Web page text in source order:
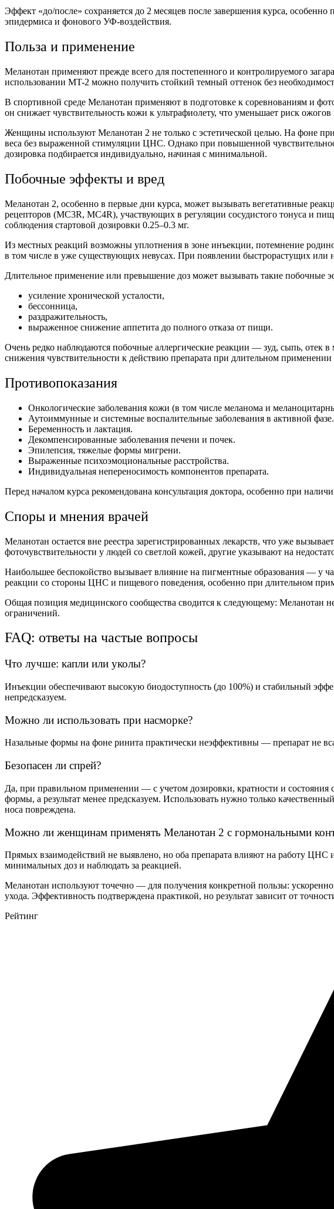
Эффект «до/после» сохраняется до 2 месяцев после завершения курса,
эпидермиса и фонового УФ-воздействия.
Польза и применение
Меланотан применяют прежде всего для постепенного и контролируемого
использовании MT-2 можно получить стойкий темный оттенок без
В спортивной среде Меланотан применяют в подготовке к соревнованиям и
он снижает чувствительность кожи к ультрафиолету, что уменьшает риск
Женщины используют Меланотан 2 не только с эстетической целью. На фоне
веса без выраженной стимуляции ЦНС. Однако при повышенной
дозировка подбирается индивидуально, начиная с минимальной.
Побочные эффекты и вред
Меланотан 2, особенно в первые дни курса, может вызывать вегетативные
рецепторов (MC3R, MC4R), участвующих в регуляции сосудистого тонуса и
соблюдения стартовой дозировки 0.25–0.3 мг.
Из местных реакций возможны уплотнения в зоне инъекции, потемнение
в том числе в уже существующих невусах. При появлении быстрорастущих или
Длительное применение или превышение доз может вызывать такие побочные
усиление хронической усталости,
бессонница,
раздражительность,
выраженное снижение аппетита до полного отказа от пищи.
Очень редко наблюдаются побочные аллергические реакции — зуд, сыпь, отек
снижения чувствительности к действию препарата при длительном применении
Противопоказания
Онкологические заболевания кожи (в том числе меланома и
Аутоиммунные и системные воспалительные заболевания в активной фазе.
Беременность и лактация.
Декомпенсированные заболевания печени и почек.
Эпилепсия, тяжелые формы мигрени.
Выраженные психоэмоциональные расстройства.
Индивидуальная непереносимость компонентов препарата.
Перед началом курса рекомендована консультация доктора, особенно при
Споры и мнения врачей
Меланотан остается вне реестра зарегистрированных лекарств, что уже
фоточувствительности у людей со светлой кожей, другие указывают на
Наибольшее беспокойство вызывает влияние на пигментные образования — у
реакции со стороны ЦНС и пищевого поведения, особенно при длительном
Общая позиция медицинского сообщества сводится к следующему: Меланотан
ограничений.
FAQ: ответы на частые вопросы
Что лучше: капли или уколы?
Инъекции обеспечивают высокую биодоступность (до 100%) и стабильный
непредсказуем.
Можно ли использовать при насморке?
Назальные формы на фоне ринита практически неэффективны — препарат не
Безопасен ли спрей?
Да, при правильном применении — с учетом дозировки, кратности и
формы, а результат менее предсказуем. Использовать нужно только
носа повреждена.
Можно ли женщинам применять Меланотан 2 с гормональными
Прямых взаимодействий не выявлено, но оба препарата влияют на работу
минимальных доз и наблюдать за реакцией.
Меланотан используют точечно — для получения конкретной пользы:
ухода. Эффективность подтверждена практикой, но результат зависит от
Рейтинг